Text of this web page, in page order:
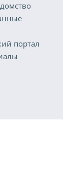
портал